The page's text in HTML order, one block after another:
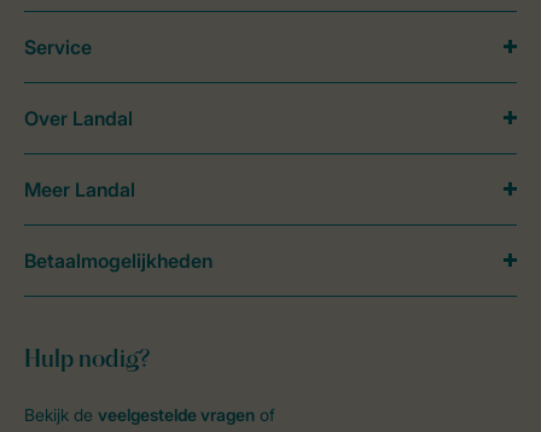
Hulp nodig?
Bekijk de veelgestelde vragen of
Service
Over Landal
Meer Landal
Betaalmogelijkheden